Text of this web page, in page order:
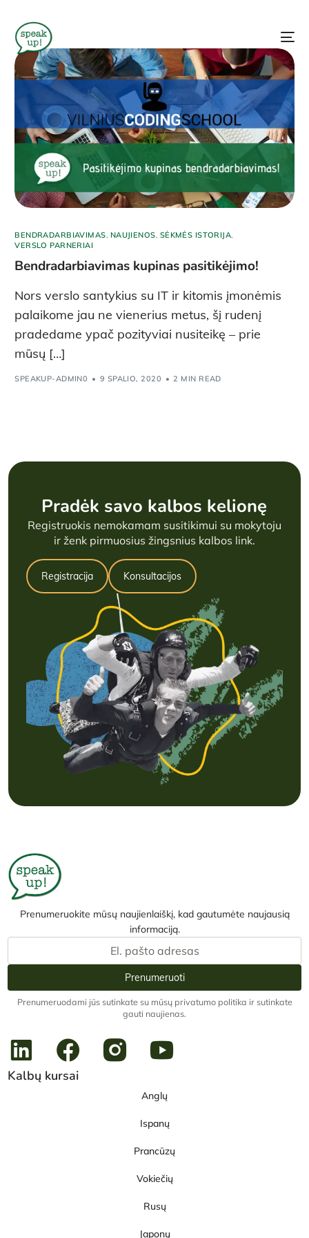
BENDRADARBIAVIMAS, NAUJIENOS, SĖKMĖS ISTORIJA,
VERSLO PARNERIAI
Bendradarbiavimas kupinas pasitikėjimo!
Nors verslo santykius su IT ir kitomis įmonėmis
palaikome jau ne vienerius metus, šį rudenį
pradedame ypač pozityviai nusiteikę – prie
mūsų […]
SPEAKUP-ADMIN0 9 SPALIO, 2020 2 MIN READ
Pradėk savo kalbos kelionę
Registruokis nemokamam susitikimui su mokytoju
ir ženk pirmuosius žingsnius kalbos link.
Registracija Konsultacijos
Prenumeruokite mūsų naujienlaiškį, kad gautumėte naujausią
informaciją.
Prenumeruoti
Prenumeruodami jūs sutinkate su mūsų privatumo politika ir sutinkate
gauti naujienas.
Kalbų kursai
Anglų
Ispanų
Prancūzų
Vokiečių
Rusų
Japonų